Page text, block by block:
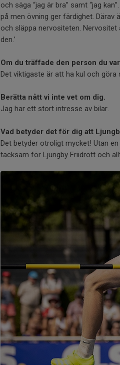
och säga “jag är bra” samt “jag
på men övning ger färdighet.
och släppa nervositeten.
den.’
Om du träffade den person du
Det viktigaste är att ha kul och
Berätta nått vi inte vet om dig.
Jag har ett stort intresse av bilar.
Vad betyder det för dig att
Det betyder otroligt mycket! Utan
tacksam för Ljungby Friidrott och